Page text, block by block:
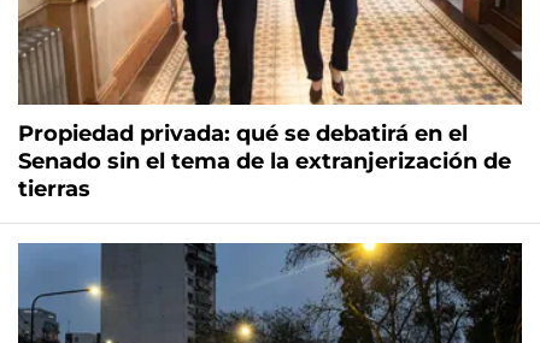
Propiedad privada: qué se debatirá en el
Senado sin el tema de la extranjerización de
tierras